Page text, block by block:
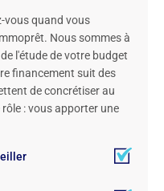
vous quand vous
Nous sommes à
l'étude de votre budget
financement suit des
de concrétiser au
: vous apporter une